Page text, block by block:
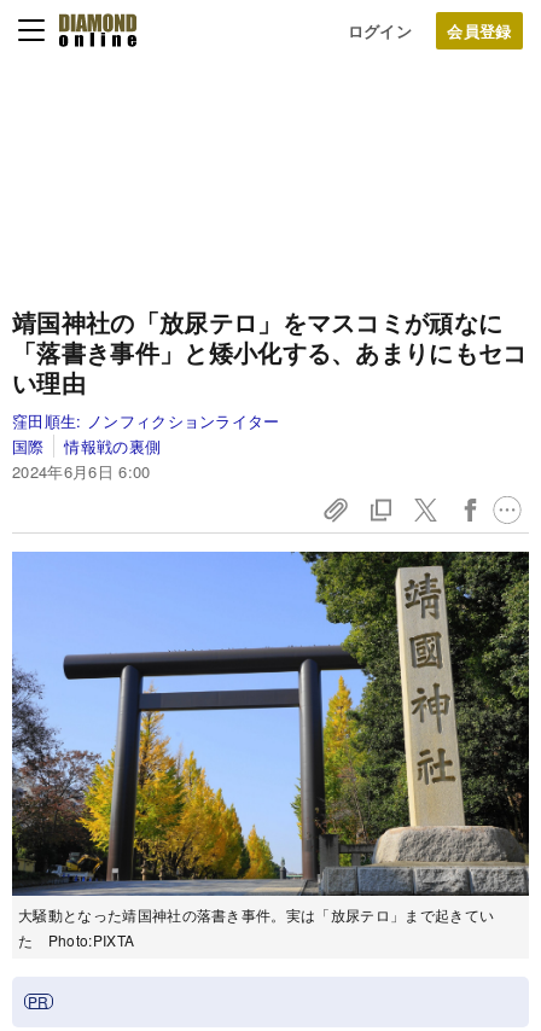
ログイン
靖国神社の「放尿テロ」をマスコミが頑なに
「落書き事件」と矮小化する、あまりにもセコ
い理由
窪田順生: ノンフィクションライター
国際
情報戦の裏側
2024年6月6日 6:00
大騒動となった靖国神社の落書き事件。実は「放尿テロ」まで起きてい
た Photo:PIXTA